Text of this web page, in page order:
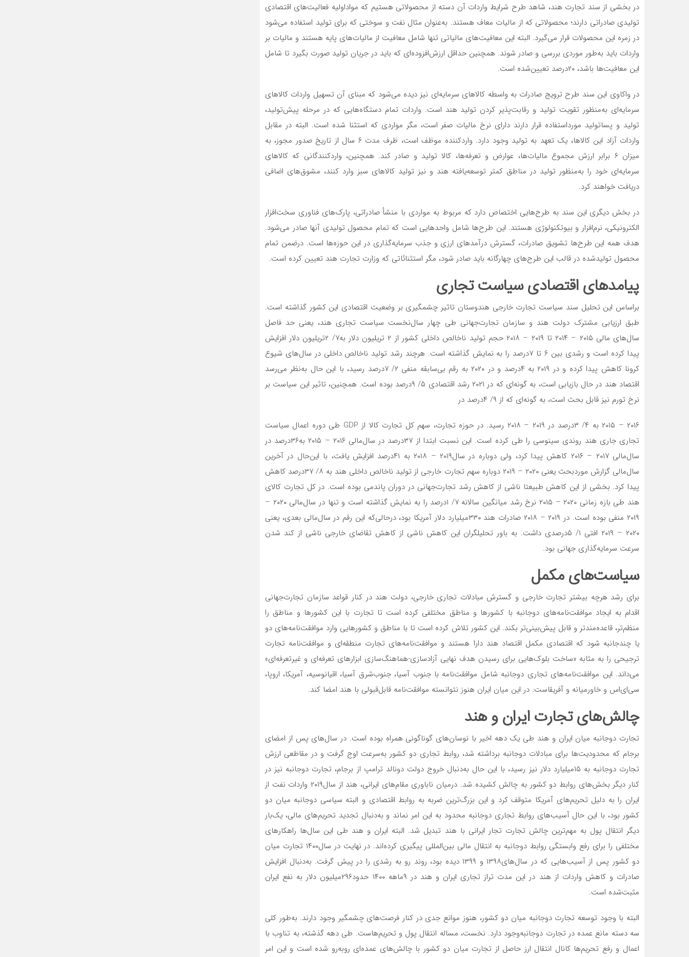
در بخشی از سند تجارت هند، شاهد طرح شرایط واردات آن دسته از محصولاتی هستیم که مواداولیه فعالیت‌های اقتصادی
تولیدی صادراتی دارند؛ محصولاتی که از مالیات معاف هستند. به‌عنوان مثال نفت و سوختی که برای تولید استفاده می‌شود
در زمره این محصولات قرار می‌گیرد. البته این معافیت‌‌‌‌‌‌‌های مالیاتی تنها شامل معافیت از مالیات‌‌‌‌‌‌‌های پایه هستند و مالیات بر
واردات باید به‌طور موردی بررسی و صادر شوند. همچنین حداقل ارزش‌افزوده‌‌‌‌‌‌‌ای که باید در جریان تولید صورت بگیرد تا شامل
این معافیت‌‌‌‌‌‌‌ها باشد، ۲۰‌درصد تعیین‌شده است.
در واکاوی این سند طرح ترویج صادرات به واسطه کالاهای سرمایه‌‌‌‌‌‌‌ای نیز دیده می‌شود که مبنای آن تسهیل واردات کالاهای
سرمایه‌‌‌‌‌‌‌ای به‌منظور تقویت تولید و رقابت‌پذیر کردن تولید هند است. واردات تمام دستگاه‌هایی که در مرحله پیش‌تولید،
تولید و پساتولید مورد‌استفاده قرار دارند دارای نرخ مالیات صفر است، مگر مواردی که استثنا شده است. البته در مقابل
واردات آزاد این کالاها، یک تعهد به تولید وجود دارد. واردکننده موظف است، ظرف مدت ۶ سال ‌از تاریخ صدور مجوز، به
میزان ۶ برابر ارزش مجموع مالیات‌‌‌‌‌‌‌ها، عوارض و تعرفه‌‌‌‌‌‌‌ها، کالا تولید و صادر کند. همچنین، واردکنندگانی که کالاهای
سرمایه‌‌‌‌‌‌‌ای خود را به‌منظور تولید در مناطق کمتر توسعه‌یافته هند و نیز تولید کالاهای سبز وارد کنند، مشوق‌های اضافی
دریافت خواهند کرد.
در بخش دیگری این سند به طرح‌هایی اختصاص دارد که مربوط به مواردی با منشأ صادراتی، پارک‌های فناوری سخت‌افزار
الکترونیکی، نرم‌افزار و بیوتکنولوژی هستند. این طرح‌ها شامل واحدهایی است که تمام محصول تولیدی آنها صادر می‌شود.
هدف همه این طرح‌ها تشویق صادرات، گسترش درآمدهای ارزی و جذب سرمایه‌‌‌‌‌‌‌گذاری در این حوزه‌ها است. درضمن تمام
محصول تولید‌شده در قالب این طرح‌های چهارگانه باید صادر شود، مگر استثنائاتی که وزارت تجارت هند تعیین کرده است.
پیامدهای اقتصادی سیاست تجاری
براساس این تحلیل سند سیاست تجارت خارجی هندوستان تاثیر چشمگیری بر وضعیت اقتصادی این کشور گذاشته است.
طبق ارزیابی مشترک دولت هند و سازمان تجارت‌جهانی طی چهار سال‌نخست سیاست تجاری هند، یعنی حد فاصل
سال‌های مالی ۲۰۱۵ – ۲۰۱۴ تا ۲۰۱۹ – ۲۰۱۸ حجم تولید ناخالص داخلی کشور از ۲ تریلیون دلار به۷/ ۲تریلیون دلار افزایش
پیدا کرده است و رشدی بین ۶ تا ۷‌درصد را به نمایش گذاشته است. هرچند رشد تولید ناخالص داخلی در سال‌های شیوع
کرونا کاهش پیدا کرده و در ۲۰۱۹ به ۴‌درصد و در ۲۰۲۰ به رقم بی‌سابقه منفی ۲/ ۷درصد رسید، با این حال به‌نظر می‌رسد
اقتصاد هند در حال بازیابی است، به گونه‌‌‌‌‌‌‌ای که در ۲۰۲۱ رشد اقتصادی ۵/ ۹‌درصد بوده است. همچنین، تاثیر این سیاست بر
نرخ تورم نیز قابل بحث است، به گونه‌‌‌‌‌‌‌ای که از ۹/ ۴درصد در
۲۰۱۶ – ۲۰۱۵ به ۴/ ۳‌درصد در ۲۰۱۹ – ۲۰۱۸ رسید. در حوزه تجارت، سهم کل تجارت کالا از GDP طی دوره اعمال سیاست
تجاری جاری هند روندی سینوسی را طی کرده است. این نسبت ابتدا از ۳۷‌درصد در سال‌مالی ۲۰۱۶ – ۲۰۱۵ به۳۶‌درصد در
سال‌مالی ۲۰۱۷ – ۲۰۱۶ کاهش پیدا کرد، ولی دوباره در سال‌۲۰۱۹ – ۲۰۱۸ به ۴۱‌درصد افزایش یافت، با این‌حال در آخرین
سال‌مالی گزارش موردبحث یعنی ۲۰۲۰ – ۲۰۱۹ دوباره سهم تجارت خارجی از تولید ناخالص داخلی هند به ۸/ ۳۷درصد کاهش
پیدا کرد. بخشی از این کاهش طبیعتا ناشی از کاهش رشد تجارت‌جهانی در دوران پاندمی بوده است. در کل تجارت کالای
هند طی بازه زمانی ۲۰۲۰ – ۲۰۱۵ نرخ رشد میانگین سالانه ۷/ ۱درصد را به نمایش گذاشته است و تنها در سال‌مالی ۲۰۲۰ –
۲۰۱۹ منفی بوده است. در ۲۰۱۹ – ۲۰۱۸ صادرات هند ۳۳۰‌میلیارد دلار آمریکا بود، درحالی‌که این رقم در سال‌مالی بعدی، یعنی
۲۰۲۰ – ۲۰۱۹ افتی ۱/ ۵درصدی داشت. به باور تحلیلگران این کاهش ناشی از کاهش تقاضای خارجی ناشی از کند شدن
سرعت سرمایه‌‌‌‌‌‌‌گذاری جهانی بود.
سیاست‌های مکمل
برای رشد هرچه بیشتر تجارت خارجی و گسترش مبادلات تجاری خارجی، دولت هند در کنار قواعد سازمان تجارت‌جهانی
اقدام به ایجاد موافقت‌نامه‌‌‌‌‌‌‌های دوجانبه با کشورها و مناطق مختلفی کرده است تا تجارت ‌‌‌‌‌‌‌با این کشورها و مناطق را
منظم‌تر، قاعده‌‌‌‌‌‌‌مندتر و قابل پیش‌بینی‌‌‌‌‌‌‌تر بکند. این کشور تلاش کرده است تا با مناطق و کشورهایی وارد موافقت‌نامه‌‌‌‌‌‌‌های دو
یا چندجانبه شود که اقتصادی مکمل اقتصاد هند دارا هستند و موافقت‌نامه‌‌‌‌‌‌‌های تجارت منطقه‌ای و موافقت‌نامه تجارت
ترجیحی را به مثابه «ساخت بلوک‌‌‌‌‌‌‌هایی برای رسیدن هدف نهایی آزادسازی-هماهنگ‌‌‌‌‌‌‌سازی ابزارهای تعرفه‌‌‌‌‌‌‌ای و غیرتعرفه‌‌‌‌‌‌‌ای‌»
می‌داند. این موافقت‌نامه‌‌‌‌‌‌‌های تجاری دوجانبه شامل موافقت‌نامه با جنوب آسیا، جنوب‌شرق آسیا، اقیانوسیه، آمریکا، اروپا،
سی‌ای‌اس و خاورمیانه و آفریقاست. در این میان ایران هنوز نتوانسته موافقت‌نامه قابل‌قبولی با هند امضا کند.
چالش‌‌‌‌‌‌‌های تجارت ایران و هند
تجارت دوجانبه میان ایران و هند طی یک دهه اخیر با نوسان‌‌‌‌‌‌‌های گوناگونی همراه بوده است. در سال‌های پس از امضای
برجام که محدودیت‌‌‌‌‌‌‌ها برای مبادلات دوجانبه برداشته شد، روابط تجاری دو کشور به‌سرعت اوج گرفت و در مقاطعی ارزش
تجارت دوجانبه به ۱۵‌میلیارد دلار نیز رسید، با این حال به‌دنبال خروج دولت دونالد ترامپ از برجام، تجارت دوجانبه نیز در
کنار دیگر بخش‌های روابط دو کشور به چالش کشیده شد. درمیان ناباوری مقام‌های ایرانی، هند از سال۲۰۱۹ واردات نفت از
ایران را به دلیل تحریم‌های آمریکا متوقف کرد و این بزرگ‌ترین ضربه به روابط اقتصادی و البته سیاسی دوجانبه میان دو
کشور بود، با این حال آسیب‌های روابط تجاری دوجانبه محدود به این امر نماند و به‌دنبال تجدید تحریم‌های مالی، یک‌بار
دیگر انتقال پول به مهم‌ترین چالش تجارت تجار ایرانی با هند تبدیل شد. البته ایران و هند طی این سال‌ها راهکارهای
مختلفی را برای رفع وابستگی روابط دوجانبه به انتقال مالی بین‌المللی پیگیری کرده‌اند. در نهایت در سال‌۱۴۰۰ تجارت میان
دو کشور پس از آسیب‌هایی که در سال‌های۱۳۹۸ و ۱۳۹۹ دیده بود، روند رو به رشدی را در پیش گرفت. به‌دنبال افزایش
صادرات و کاهش واردات از هند در این مدت تراز تجاری ایران و هند در ۹‌ماهه ۱۴۰۰ حدود۲۹۶‌میلیون دلار به نفع ایران
مثبت‌شده است.
البته با وجود توسعه تجارت دوجانبه میان دو کشور، هنوز موانع جدی در کنار فرصت‌های چشمگیر وجود دارند. به‌طور کلی
سه دسته مانع عمده در تجارت دوجانبه‌وجود دارد. نخست، مساله انتقال پول و تحریم‌هاست. طی دهه گذشته، به تناوب با
اعمال و رفع تحریم‌ها کانال انتقال ارز حاصل از تجارت میان دو کشور با چالش‌های عمده‌‌‌‌‌‌‌ای روبه‌رو شده است و این امر